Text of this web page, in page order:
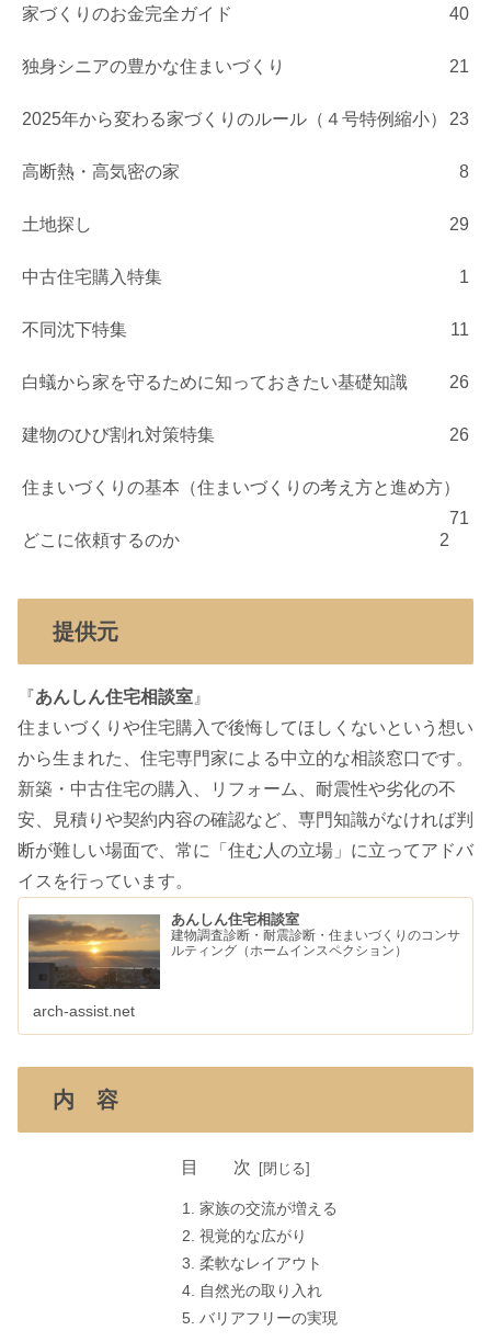
家づくりのお金完全ガイド 40
独身シニアの豊かな住まいづくり 21
2025年から変わる家づくりのルール（４号特例縮小） 23
高断熱・高気密の家 8
土地探し 29
中古住宅購入特集 1
不同沈下特集 11
白蟻から家を守るために知っておきたい基礎知識 26
建物のひび割れ対策特集 26
住まいづくりの基本（住まいづくりの考え方と進め方）
71
どこに依頼するのか
2
提供元
『あんしん住宅相談室 』
住まいづくりや住宅購入で後悔してほしくないという想い
から生まれた、住宅専門家による中立的な相談窓口です。
新築・中古住宅の購入、リフォーム、耐震性や劣化の不
安、見積りや契約内容の確認など、専門知識がなければ判
断が難しい場面で、常に「住む人の立場」に立ってアドバ
イスを行っています。
あんしん住宅相談室
建物調査診断・耐震診断・住まいづくりのコンサ
ルティング（ホームインスペクション）
arch-assist.net
内 容
目 次
家族の交流が増える
視覚的な広がり
柔軟なレイアウト
自然光の取り入れ
バリアフリーの実現